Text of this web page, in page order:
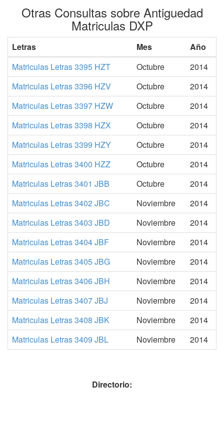
Otras Consultas sobre Antiguedad
Matriculas DXP
Letras Mes
Año
Matriculas Letras 3395 HZT
Octubre
2014
Matriculas Letras 3396 HZV
Octubre
2014
Matriculas Letras 3397 HZW
Octubre
2014
Matriculas Letras 3398 HZX
Octubre
2014
Matriculas Letras 3399 HZY
Octubre
2014
Matriculas Letras 3400 HZZ
Octubre
2014
Matriculas Letras 3401 JBB
Octubre
2014
Matriculas Letras 3402 JBC
Noviembre
2014
Matriculas Letras 3403 JBD
Noviembre
2014
Matriculas Letras 3404 JBF
Noviembre
2014
Matriculas Letras 3405 JBG
Noviembre
2014
Matriculas Letras 3406 JBH
Noviembre
2014
Matriculas Letras 3407 JBJ
Noviembre
2014
Matriculas Letras 3408 JBK
Noviembre
2014
Matriculas Letras 3409 JBL
Noviembre 2014
Directorio: